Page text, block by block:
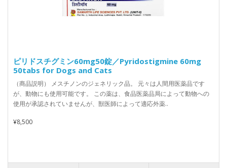
ピリドスチグミン60mg50錠／Pyridostigmine 60mg
50tabs for Dogs and Cats
（商品説明） メスチノンのジェネリック品。 元々は人間用医薬品です
が、動物にも使用可能です。 この薬は、食品医薬品局によって動物への
使用が承認されていませんが、獣医師によって適応外薬..
¥8,500